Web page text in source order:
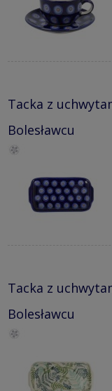
Tacka z
Bolesławcu
Tacka z
Bolesławcu